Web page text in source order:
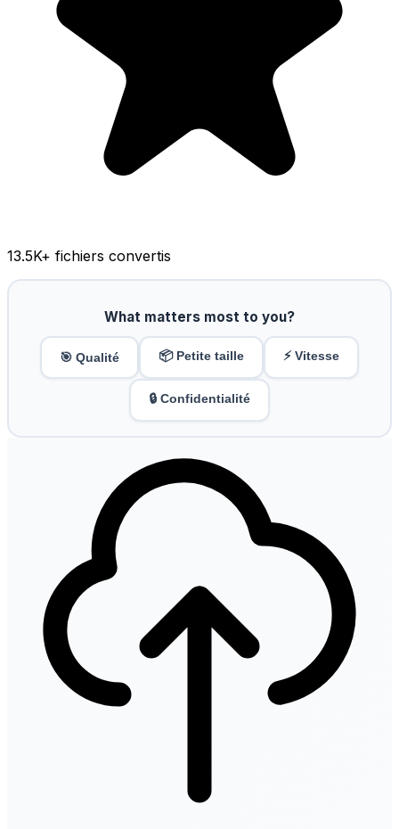
13.5K+ fichiers convertis
What matters most to you?
🎯 Qualité 📦 Petite taille ⚡ Vitesse
🔒 Confidentialité